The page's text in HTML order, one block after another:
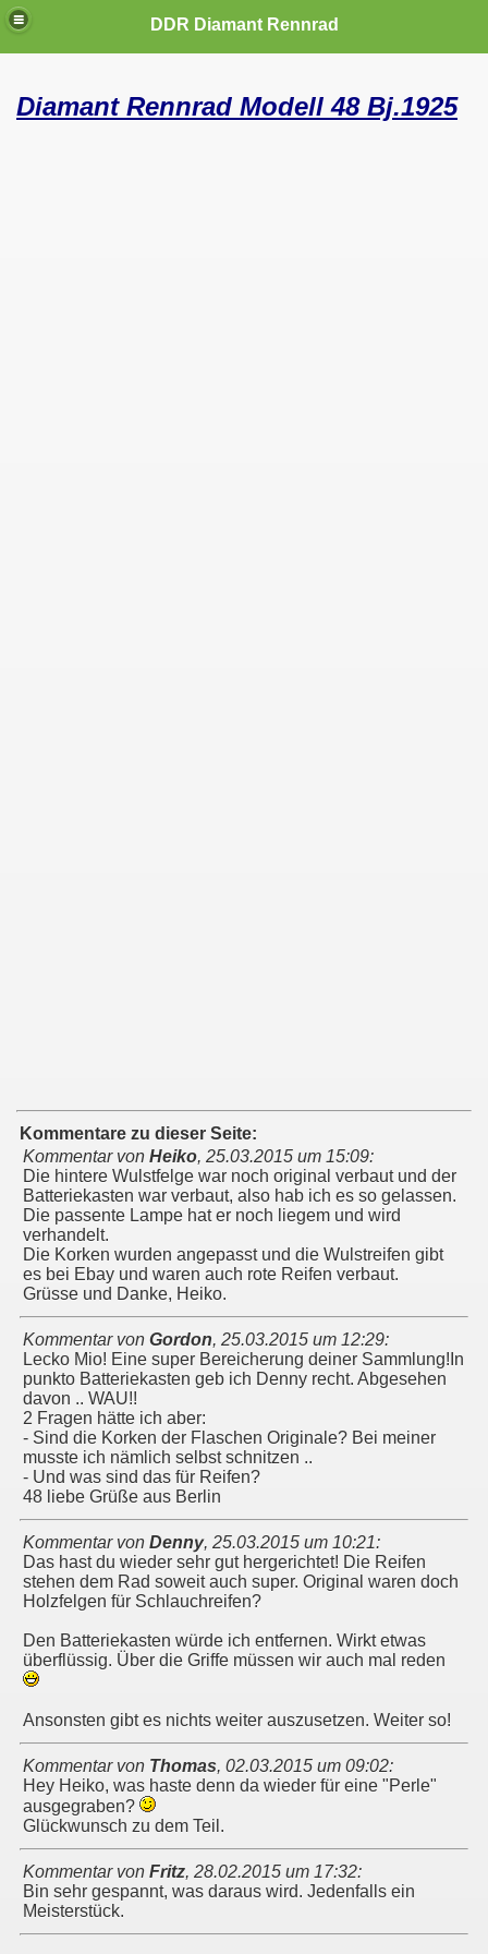
DDR Diamant Rennrad
Diamant Rennrad Modell 48 Bj.1925
Kommentare zu dieser Seite:
Kommentar von Heiko, 25.03.2015 um 15:09:
Die hintere Wulstfelge war noch original verbaut und der
Batteriekasten war verbaut, also hab ich es so gelassen.
Die passente Lampe hat er noch liegem und wird
verhandelt.
Die Korken wurden angepasst und die Wulstreifen gibt
es bei Ebay und waren auch rote Reifen verbaut.
Grüsse und Danke, Heiko.
Kommentar von Gordon, 25.03.2015 um 12:29:
Lecko Mio! Eine super Bereicherung deiner Sammlung!In
punkto Batteriekasten geb ich Denny recht. Abgesehen
davon .. WAU!!
2 Fragen hätte ich aber:
- Sind die Korken der Flaschen Originale? Bei meiner
musste ich nämlich selbst schnitzen ..
- Und was sind das für Reifen?
48 liebe Grüße aus Berlin
Kommentar von Denny, 25.03.2015 um 10:21:
Das hast du wieder sehr gut hergerichtet! Die Reifen
stehen dem Rad soweit auch super. Original waren doch
Holzfelgen für Schlauchreifen?
Den Batteriekasten würde ich entfernen. Wirkt etwas
überflüssig. Über die Griffe müssen wir auch mal reden
Ansonsten gibt es nichts weiter auszusetzen. Weiter so!
Kommentar von Thomas, 02.03.2015 um 09:02:
Hey Heiko, was haste denn da wieder für eine "Perle"
ausgegraben?
Glückwunsch zu dem Teil.
Kommentar von Fritz, 28.02.2015 um 17:32:
Bin sehr gespannt, was daraus wird. Jedenfalls ein
Meisterstück.